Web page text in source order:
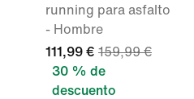
running para asfalto
- Hombre
111,99 € 159,99 €
30 % de
descuento